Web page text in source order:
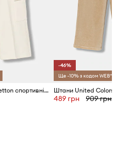
United Colors of Benetton спортивні штани дитячі
-46%
Ще -10% з кодом WEB*
Штани United Colors of
489 грн 909 грн